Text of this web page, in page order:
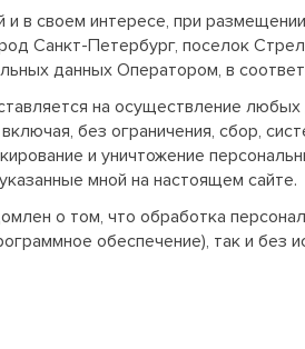
в своем интересе, при
Санкт-Петербург, поселок
данных Оператором, в
на осуществление
без ограничения, сбор,
и уничтожение
мной на настоящем сайте.
о том, что обработка
обеспечение), так и без